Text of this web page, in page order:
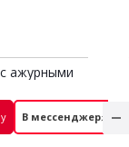
ажурными
В мессенджер⚡